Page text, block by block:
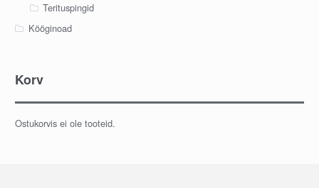
Terituspingid
Kööginoad
Korv
Ostukorvis ei ole tooteid.